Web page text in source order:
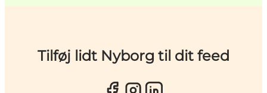
Tilføj lidt Nyborg til dit feed